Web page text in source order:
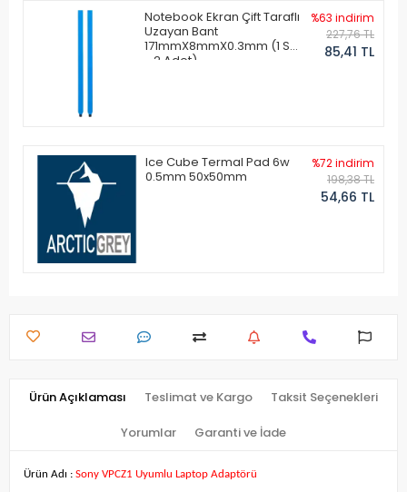
Notebook Ekran Çift Taraflı
Uzayan Bant
171mmX8mmX0.3mm (1 Set
- 2 Adet)
%63 indirim
227,76 TL
85,41 TL
Ice Cube Termal Pad 6w
0.5mm 50x50mm
%72 indirim
198,38 TL
54,66 TL
Ürün Açıklaması Teslimat ve Kargo Taksit Seçenekleri
Yorumlar Garanti ve İade
Ürün Adı : Sony VPCZ1 Uyumlu Laptop Adaptörü